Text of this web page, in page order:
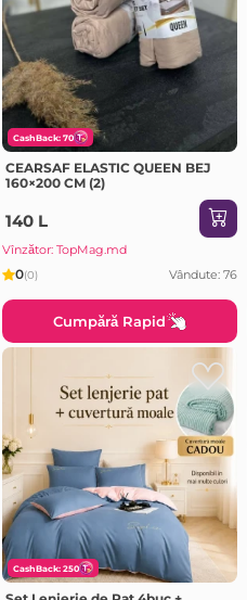
CashBack: 70
CEARSAF ELASTIC QUEEN BEJ
160×200 CM (2)
140 L
Vînzător: TopMag.md
0(0) Vândute: 76
Cumpără Rapid
CashBack: 250